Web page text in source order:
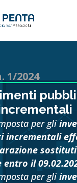
1/2024
per gli
incrementali
il
per gli